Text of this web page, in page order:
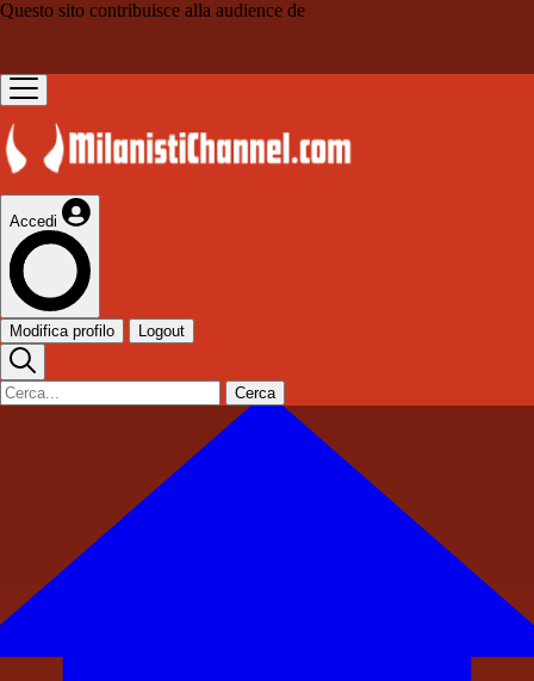
Questo sito contribuisce alla audience de
Accedi
Modifica profilo Logout
Cerca